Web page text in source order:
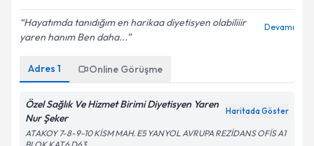
Hayatımda tanıdığım en harikaa diyetisyen olabiliiir
yaren hanım Ben daha...
Devamı
Adres 1 Online Görüşme
Özel Sağlık Ve Hizmet Birimi Diyetisyen Yaren
Nur Şeker
Haritada Göster
ATAKOY 7-8-9-10 KİSM MAH. E5 YANYOL AVRUPA REZİDANS OFİS A1